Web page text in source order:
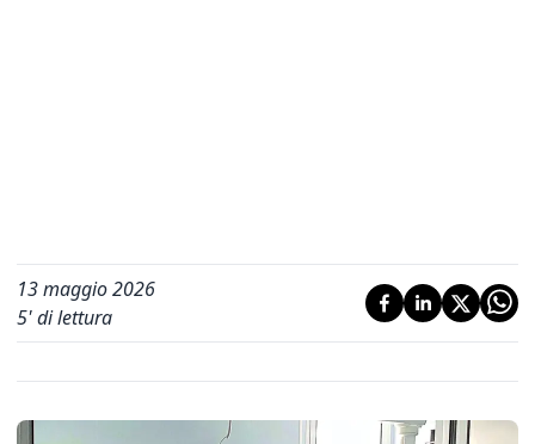
13 maggio 2026
5' di lettura